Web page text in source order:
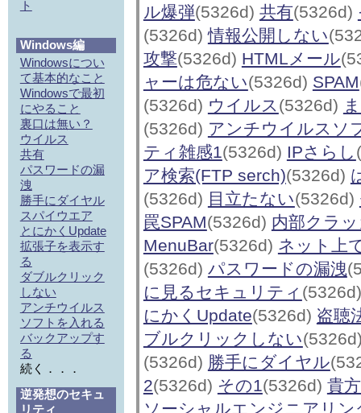
ル爆弾(5326d) 共有(5326d)
(5326d)情報公開しない
攻撃(5326d) HTMLメール
ャーは危ない(5326d) SPAM
(5326d) ウイルス(5326d)
(5326d) アンチウイルスソ
ティ雑感1(5326d) IPさらし
ア検索(FTP serch)(5326d)
(5326d) 目立たない(5326d)
罠SPAM(5326d) 内部クラ
MenuBar(5326d) ネット上
(5326d) パスワードの漏洩
に見るセキュリティ
にかくUpdate(5326d) 盗聴
ブルクリックしない
(5326d) 勝手にダイヤル
2(5326d) その1(5326d) 貴
ソーシャルエンジニアリン
Windows編
Windowsについ
て基本的なこと
Windowsで最初
にやること
裏口は無い？
ウイルス
共有
パスワードの漏
洩
勝手にダイヤル
スパイウエア
とにかくUpdate
拡張子を表示す
る
ダブルクリック
しない
アンチウイルス
ソフトを入れる
バックアップす
る
続く．．．
逆発想のセキュ
リティ